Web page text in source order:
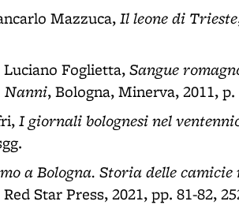
Mazzuca,Il leone di Trieste
Foglietta,Sangue
Nanni, Bologna, Minerva, 2011, p.
I giornali bolognesi nel
a Bologna. Storia delle
Red Star Press, 2021, pp. 81-82,